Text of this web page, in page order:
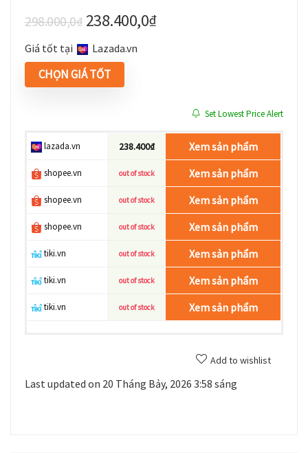
298.000,0₫ 238.400,0₫
Giá tốt tại lazada.vn
CHỌN GIÁ TỐT
Set Lowest Price Alert
lazada.vn 238.400₫ Xem sản phẩm
shopee.vn out of stock Xem sản phẩm
shopee.vn out of stock Xem sản phẩm
shopee.vn out of stock Xem sản phẩm
tiki.vn out of stock Xem sản phẩm
tiki.vn out of stock Xem sản phẩm
tiki.vn out of stock Xem sản phẩm
Add to wishlist
Last updated on 20 Tháng Bảy, 2026 3:58 sáng